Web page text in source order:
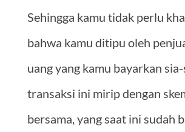
Sehingga kamu tidak perlu
bahwa kamu ditipu oleh
uang yang kamu bayarkan
transaksi ini mirip dengan
bersama, yang saat ini sudah